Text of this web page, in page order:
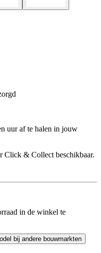
uur af te halen in jouw
Click & Collect beschikbaar.
in de winkel te
bij andere bouwmarkten